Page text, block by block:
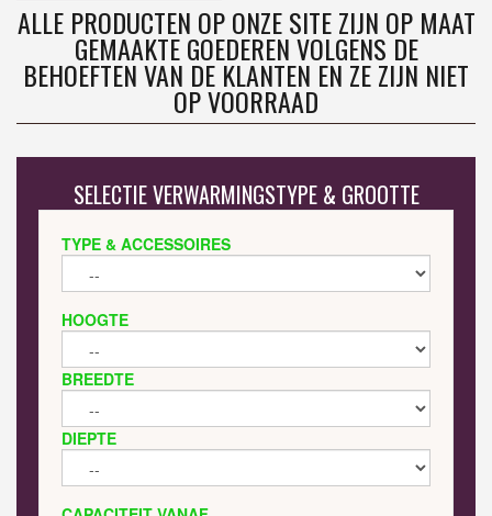
ALLE PRODUCTEN OP ONZE SITE ZIJN OP MAAT
GEMAAKTE GOEDEREN VOLGENS DE
BEHOEFTEN VAN DE KLANTEN EN ZE ZIJN NIET
OP VOORRAAD
SELECTIE VERWARMINGSTYPE & GROOTTE
TYPE & ACCESSOIRES
HOOGTE
BREEDTE
DIEPTE